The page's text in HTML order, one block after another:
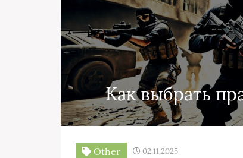
Как выбрать
Other 02.11.2025